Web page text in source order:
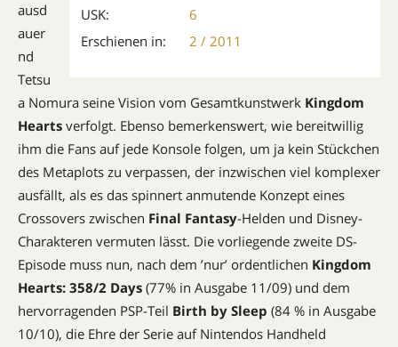
USK:
6
Erschienen in:
2 / 2011
ausd
auer
nd
Tetsu
a Nomura seine Vision vom Gesamtkunstwerk Kingdom
Hearts verfolgt. Ebenso bemerkenswert, wie bereitwillig
ihm die Fans auf jede Konsole folgen, um ja kein Stückchen
des Metaplots zu verpassen, der inzwischen viel komplexer
ausfällt, als es das spinnert anmutende Konzept eines
Crossovers zwischen Final Fantasy-Helden und Disney-
Charakteren vermuten lässt. Die vorliegende zweite DS-
Episode muss nun, nach dem ’nur’ ordentlichen Kingdom
Hearts: 358/2 Days (77% in Ausgabe 11/09) und dem
hervorragenden PSP-Teil Birth by Sleep (84 % in Ausgabe
10/10), die Ehre der Serie auf Nintendos Handheld